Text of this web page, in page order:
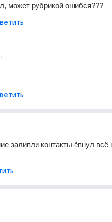
может рубрикой ошибся???
залипли контакты ёпнул всё